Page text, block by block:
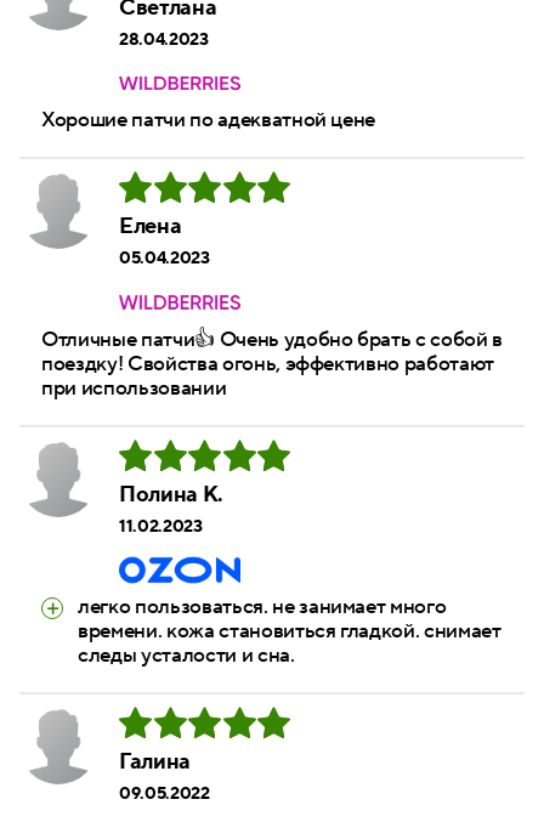
Светлана
28.04.2023
Хорошие патчи по адекватной цене
Елена
05.04.2023
Отличные патчи👍 Очень удобно брать с собой в
поездку! Свойства огонь, эффективно работают
при использовании
Полина К.
11.02.2023
легко пользоваться. не занимает много
времени. кожа становиться гладкой. снимает
следы усталости и сна.
Галина
09.05.2022